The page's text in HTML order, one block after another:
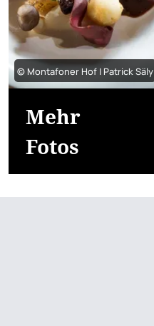
© Montafoner Hof | Patrick Säly
Mehr
Fotos